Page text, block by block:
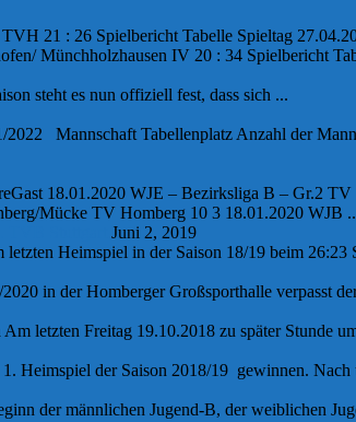
21 : 26 Spielbericht Tabelle Spieltag
Münchholzhausen IV 20 : 34 Spielbericht
steht es nun offiziell fest, dass sich ...
Mannschaft Tabellenplatz Anzahl der
18.01.2020 WJE – Bezirksliga B – Gr.2
Mücke TV Homberg 10 3 18.01.2020 WJB
Juni 2, 2019
Heimspiel in der Saison 18/19 beim 26:23
in der Homberger Großsporthalle verpasst
letzten Freitag 19.10.2018 zu später Stunde
Heimspiel der Saison 2018/19 gewinnen.
der männlichen Jugend-B, der weiblichen